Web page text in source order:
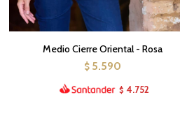
Medio Cierre Oriental - Rosa
$ 5.590
$ 4.752